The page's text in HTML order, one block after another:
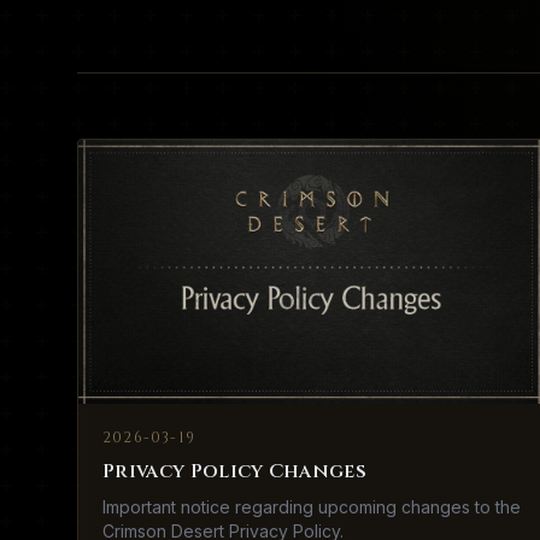
2026-03-19
Privacy Policy Changes
Important notice regarding upcoming changes to the
Crimson Desert Privacy Policy.